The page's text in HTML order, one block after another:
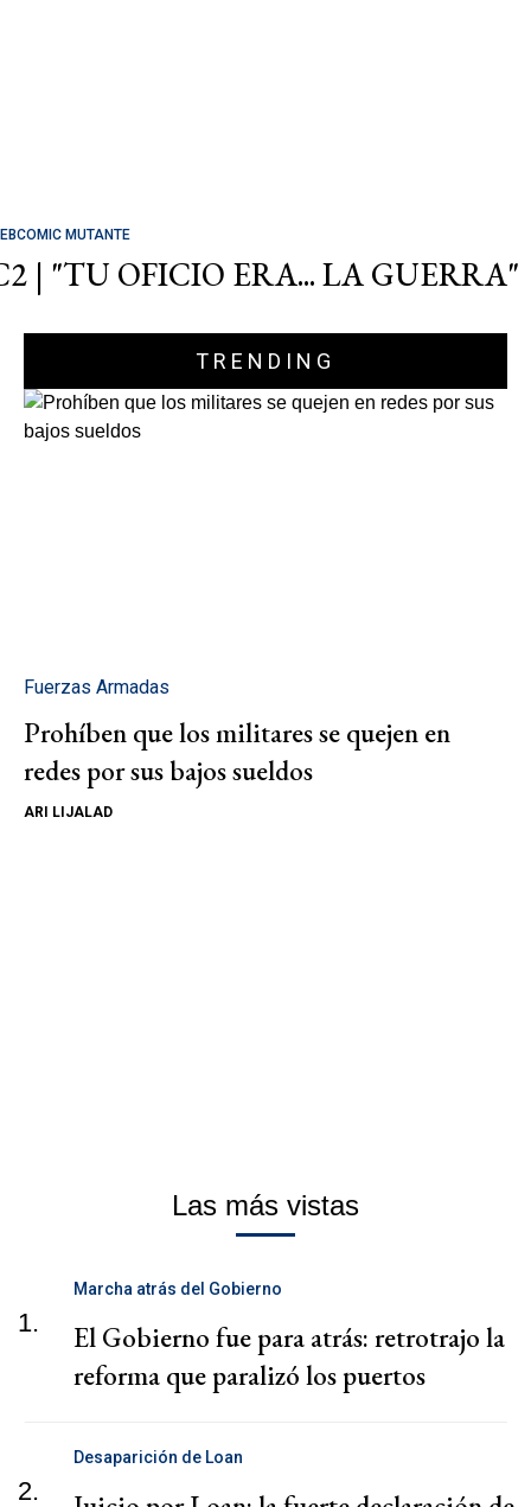
MUTANTE
| "TU OFICIO ERA... LA GUERRA"
TRENDING
Fuerzas Armadas
Prohíben que los militares se quejen en
redes por sus bajos sueldos
ARI LIJALAD
Las más vistas
1.
Marcha atrás del Gobierno
El Gobierno fue para atrás: retrotrajo la
reforma que paralizó los puertos
2.
Desaparición de Loan